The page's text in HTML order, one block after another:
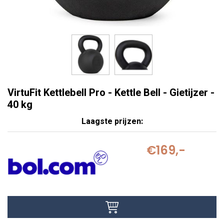
VirtuFit Kettlebell Pro - Kettle Bell - Gietijzer -
40 kg
Laagste prijzen:
€169,-